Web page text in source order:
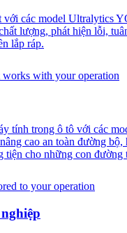
với các model Ultralytics
lượng, phát hiện lỗi,
lắp ráp.
tính trong ô tô với các
cao an toàn đường bộ,
tiện cho những con đường